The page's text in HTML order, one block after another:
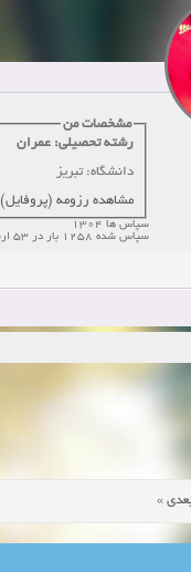
زمان:10-13-2024
مشخصات من
رشته تحصیلی: عمران
دانشگاه: تبریز
مشاهده رزومه (پروفایل)
سپاس ها 1304
سپاس شده 1258 بار در 53 ارسال
»